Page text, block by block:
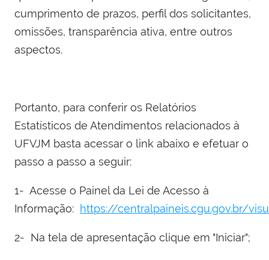
cumprimento de prazos, perfil dos solicitantes,
omissões, transparência ativa, entre outros
aspectos.
Portanto, para conferir os Relatórios
Estatísticos de Atendimentos relacionados à
UFVJM basta acessar o link abaixo e efetuar o
passo a passo a seguir:
1- Acesse o Painel da Lei de Acesso à
Informação: https://centralpaineis.cgu.gov.br/
2- Na tela de apresentação clique em "Iniciar";